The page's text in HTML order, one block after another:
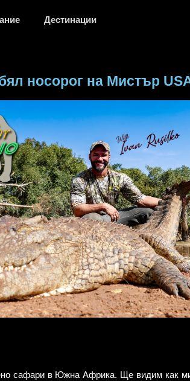
Дестинации
носорог на Мистър
сафари в Южна Африка. Ще видим как